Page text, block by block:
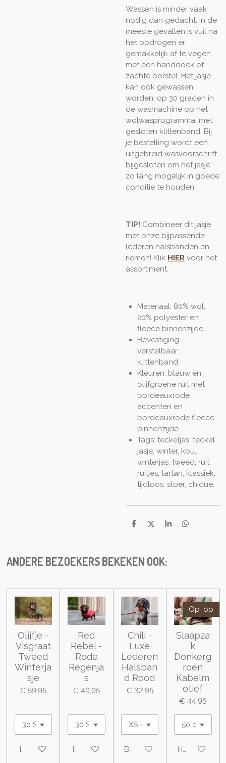
Wassen is minder vaak
nodig dan gedacht. In de
meeste gevallen is vuil na
het opdrogen er
gemakkelijk af te vegen
met een handdoek of
zachte borstel. Het jasje
kan ook gewassen
worden, op 30 graden in
de wasmachine op het
wolwasprogramma, met
gesloten klittenband. Bij
je bestelling wordt een
uitgebreid wasvoorschrift
bijgesloten om het jasje
zo lang mogelijk in goede
conditie te houden.
TIP! Combineer dit jasje
met onze bijpassende
lederen halsbanden en
riemen! Klik HIER voor het
assortiment.
Materiaal: 80% wol,
20% polyester en
fleece binnenzijde
Bevestiging:
verstelbaar
klittenband
Kleuren: blauw en
olijfgroene ruit met
bordeauxrode
accenten en
bordeauxrode fleece
binnenzijde
Tags: teckeljas, teckel
jasje, winter, kou,
winterjas, tweed, ruit,
ruitjes, tartan, klassiek,
tijdloos, stoer, chique.
D
n
D
S
D
ANDERE BEZOEKERS BEKEKEN OOK:
Olijfje -
Visgraat
Tweed
Winterja
sje
€ 59,95
In winkelwagen
Red
Rebel -
Rode
Regenja
s
€ 49,95
In winkelwagen
Chili -
Luxe
Lederen
Halsban
d Rood
€ 32,95
Bekijk details
Op=op
Slaapza
k
Donkerg
roen
Kabelm
otief
€ 44,95
Houd mij op